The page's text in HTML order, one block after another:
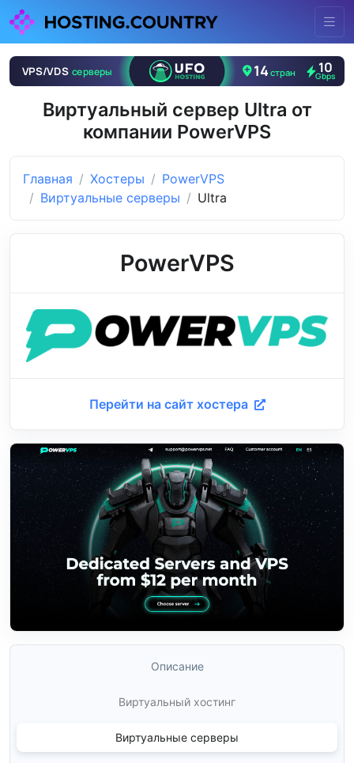
Виртуальный сервер Ultra от
компании PowerVPS
Главная Хостеры
PowerVPS
Виртуальные серверы
Ultra
PowerVPS
Перейти на сайт хостера
Описание
Виртуальный хостинг
Виртуальные серверы